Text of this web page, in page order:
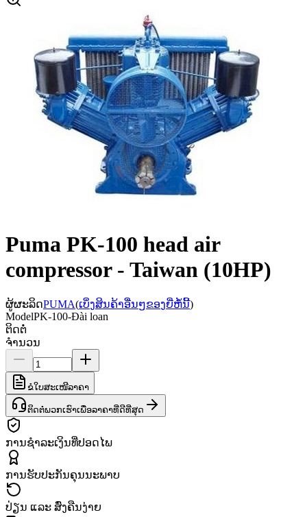
Puma PK-100 head air
compressor - Taiwan (10HP)
ຜູ້ຜະລິດPUMA(ເບິ່ງສິນຄ້າອື່ນໆຂອງຍີ່ຫໍ້ນີ້)
ModelPK-100-Đài loan
ຕິດຕໍ່
ຈຳນວນ
ຂໍໃບສະເໜີລາຄາ
ຕິດຕໍ່ພວກເຮົາເພື່ອລາຄາທີ່ດີທີ່ສຸດ
ການຊຳລະເງິນທີ່ປອດໄພ
ການຮັບປະກັນຄຸນນະພາບ
ປ່ຽນ ແລະ ສົ່ງຄືນງ່າຍ